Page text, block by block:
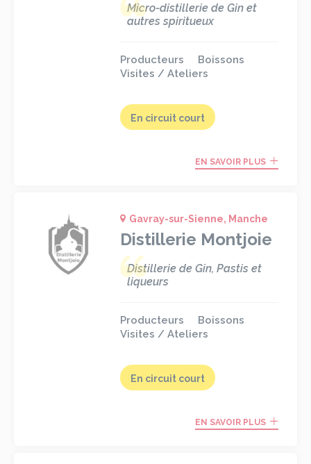
Micro-distillerie de Gin et
autres spiritueux
Producteurs
Boissons
Visites / Ateliers
En circuit court
EN SAVOIR PLUS
Gavray-sur-Sienne, Manche
Distillerie Montjoie
Distillerie de Gin, Pastis et
liqueurs
Producteurs
Boissons
Visites / Ateliers
En circuit court
EN SAVOIR PLUS